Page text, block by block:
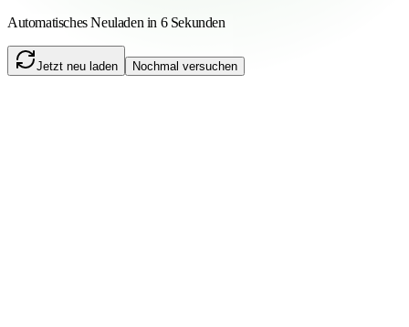
Automatisches Neuladen in 6 Sekunden
Jetzt neu laden Nochmal versuchen